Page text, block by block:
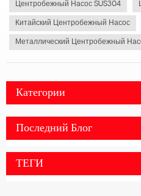
Центробежный Насос SUS304
Китайский Центробежный Насос
Металлический Центробежный
Категории
Последний Блог
ТЕГИ